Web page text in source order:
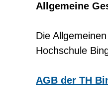
Allgemeine
Die
Hochschule
AGB der TH